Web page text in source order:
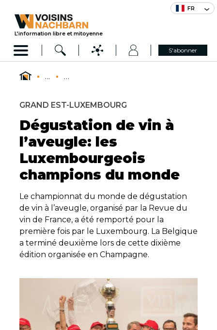
FR
L’information libre et mitoyenne
S'abonner
... ...
GRAND EST-LUXEMBOURG
Dégustation de vin à
l’aveugle: les
Luxembourgeois
champions du monde
Le championnat du monde de dégustation
de vin à l’aveugle, organisé par la Revue du
vin de France, a été remporté pour la
première fois par le Luxembourg. La Belgique
a terminé deuxième lors de cette dixième
édition organisée en Champagne.